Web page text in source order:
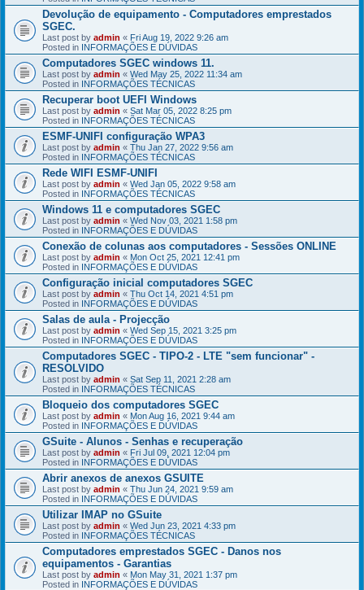
Devolução de equipamento - Computadores emprestados
SGEC.
Last post by admin « Fri Aug 19, 2022 9:26 am
Posted in INFORMAÇÕES E DÚVIDAS
Computadores SGEC windows 11.
Last post by admin « Wed May 25, 2022 11:34 am
Posted in INFORMAÇÕES TÉCNICAS
Recuperar boot UEFI Windows
Last post by admin « Sat Mar 05, 2022 8:25 pm
Posted in INFORMAÇÕES TÉCNICAS
ESMF-UNIFI configuração WPA3
Last post by admin « Thu Jan 27, 2022 9:56 am
Posted in INFORMAÇÕES TÉCNICAS
Rede WIFI ESMF-UNIFI
Last post by admin « Wed Jan 05, 2022 9:58 am
Posted in INFORMAÇÕES TÉCNICAS
Windows 11 e computadores SGEC
Last post by admin « Wed Nov 03, 2021 1:58 pm
Posted in INFORMAÇÕES E DÚVIDAS
Conexão de colunas aos computadores - Sessões ONLINE
Last post by admin « Mon Oct 25, 2021 12:41 pm
Posted in INFORMAÇÕES E DÚVIDAS
Configuração inicial computadores SGEC
Last post by admin « Thu Oct 14, 2021 4:51 pm
Posted in INFORMAÇÕES E DÚVIDAS
Salas de aula - Projecção
Last post by admin « Wed Sep 15, 2021 3:25 pm
Posted in INFORMAÇÕES E DÚVIDAS
Computadores SGEC - TIPO-2 - LTE "sem funcionar" -
RESOLVIDO
Last post by admin « Sat Sep 11, 2021 2:28 am
Posted in INFORMAÇÕES TÉCNICAS
Bloqueio dos computadores SGEC
Last post by admin « Mon Aug 16, 2021 9:44 am
Posted in INFORMAÇÕES E DÚVIDAS
GSuite - Alunos - Senhas e recuperação
Last post by admin « Fri Jul 09, 2021 12:04 pm
Posted in INFORMAÇÕES E DÚVIDAS
Abrir anexos de anexos GSUITE
Last post by admin « Thu Jun 24, 2021 9:59 am
Posted in INFORMAÇÕES E DÚVIDAS
Utilizar IMAP no GSuite
Last post by admin « Wed Jun 23, 2021 4:33 pm
Posted in INFORMAÇÕES TÉCNICAS
Computadores emprestados SGEC - Danos nos
equipamentos - Garantias
Last post by admin « Mon May 31, 2021 1:37 pm
Posted in INFORMAÇÕES E DÚVIDAS